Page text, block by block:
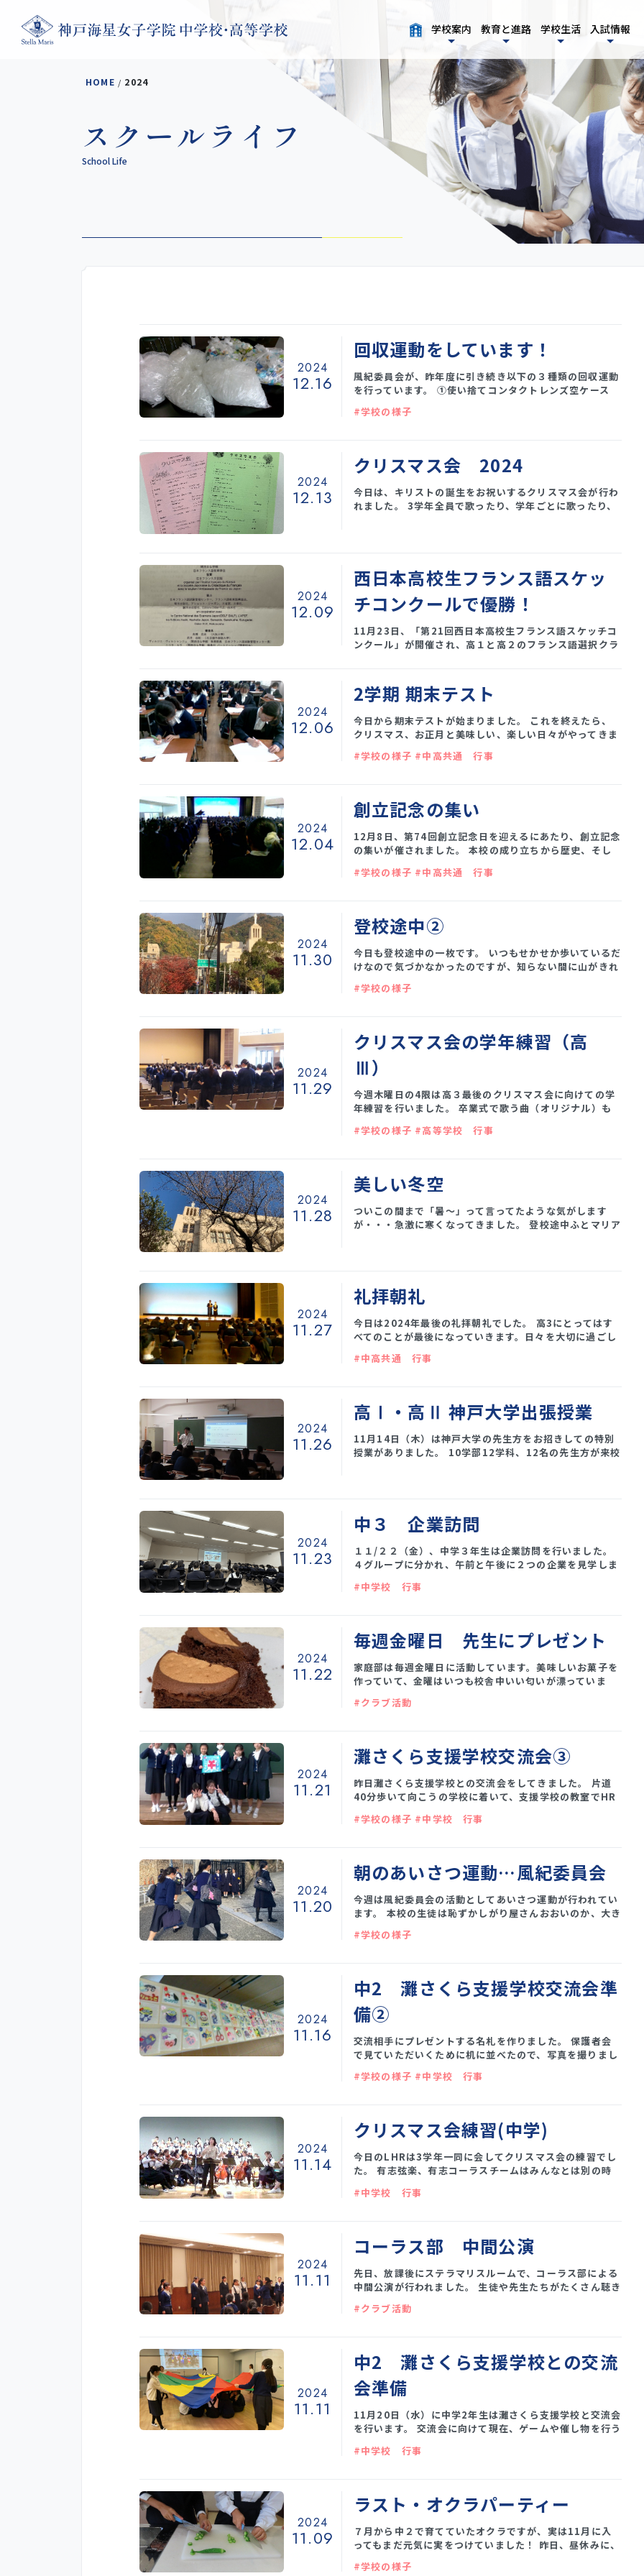
学校案内 教育と進路 学校生活 入試情報
HOME / 2024
スクールライフ
School Life
2024
12.16
回収運動をしています！
風紀委員会が、昨年度に引き続き以下の３種類の回収運動
を行っています。 ①使い捨てコンタクトレンズ空ケース
す。） ②ペットボトルキャップ （プラスチックパレッ
ります。） ③インクカートリッジ （リユース製品に生
まれ変わります。） 風紀委員のメンバーが全校生徒に
呼びかけ、①と②は半年
#学校の様子
2024
12.13
クリスマス会 2024
今日は、キリストの誕生をお祝いするクリスマス会が行わ
れました。 3学年全員で歌ったり、学年ごとに歌ったり、
分には何ができるでしょうか・・・考えてみるきっかけに
なるといいなと思います。 クリスマス
2024
12.09
西日本高校生フランス語スケッ
チコンクールで優勝！
11月23日、「第21回西日本高校生フランス語スケッチコ
ンクール」が開催され、高１と高２のフランス語選択クラ
しい建物です。 スケッチはフランス語で「寸劇」という意
味で、2人で課題のフランス語劇を演じ、フランス語の発
習は難しくてなかなか思うように進みませんでしたが、本
番では元気いっぱい、美し
2024
12.06
2学期 期末テスト
今日から期末テストが始まりました。 これを終えたら、
クリスマス、お正月と美味しい、楽しい日々がやってきま
す。 5日間全力を出し切ってください。
#学校の様子 #中高共通 行事
2024
12.04
創立記念の集い
12月8日、第74回創立記念日を迎えるにあたり、創立記念
の集いが催されました。 本校の成り立ちから歴史、そし
続いていきますように。 みんなの母校がずっとこここに
#学校の様子 #中高共通 行事
2024
11.30
登校途中②
今日も登校途中の一枚です。 いつもせかせか歩いているだ
けなので気づかなかったのですが、知らない間に山がきれ
なものもたくさん入ってしまっていますが、真っ赤に色づ
#学校の様子
2024
11.29
クリスマス会の学年練習（高
Ⅲ）
今週木曜日の4限は高３最後のクリスマス会に向けての学
年練習を行いました。 卒業式で歌う曲（オリジナル）も
わせました。 きれいなハーモニーを響かせています！
#学校の様子 #高等学校 行事
2024
11.28
美しい冬空
ついこの間まで「暑〜」って言ってたような気がします
が・・・急激に寒くなってきました。 登校途中ふとマリア
しみじみしている間もなくもうすぐ期末テストです。 フル
スロットルで猛勉強してくださいよ！！
2024
11.27
礼拝朝礼
今日は2024年最後の礼拝朝礼でした。 高3にとってはす
べてのことが最後になっていきます。日々を大切に過ごし
てくださいね。
#中高共通 行事
2024
11.26
高Ⅰ・高Ⅱ 神戸大学出張授業
11月14日（木）は神戸大学の先生方をお招きしての特別
授業がありました。 10学部12学科、12名の先生方が来校
ょうか。ご協力いただいた先生方、ありがとうございまし
た！
2024
11.23
中３ 企業訪問
１１/２２（金）、中学３年生は企業訪問を行いました。
４グループに分かれ、午前と午後に２つの企業を見学しま
本銀行様にご協力いただき、お仕事内容を紹介してもらっ
活動内容紹介を聞く生徒たち 最新技術を用いた機械を触
らせてもらったり、卒業生や若手社員との対談があった
り……学校ではできない貴重な体験をすることが
#中学校 行事
2024
11.22
毎週金曜日 先生にプレゼント
家庭部は毎週金曜日に活動しています。美味しいお菓子を
作っていて、金曜はいつも校舎中いい匂いが漂っていま
ん)をいつも、職員室に提供してくれます。 先生たちをの
す。拍手で迎えられることも・・・ いつもありがとうござ
います。美味しくいただいておりますよ〜♫
#クラブ活動
2024
11.21
灘さくら支援学校交流会③
昨日灘さくら支援学校との交流会をしてきました。 片道
40分歩いて向こうの学校に着いて、支援学校の教室でHR
楽しい時間を過ごすことができました。 帰りはまた40分
お届けできませんが、グリーティングカードが素晴らしか
ったのでそちらをお届けします。 拡大バージョン メッセ
ージ内蔵されています。
#学校の様子 #中学校 行事
2024
11.20
朝のあいさつ運動…風紀委員会
今週は風紀委員会の活動としてあいさつ運動が行われてい
ます。 本校の生徒は恥ずかしがり屋さんおおいのか、大き
な声であいさつできるようになりましょう！！ 正門の様
#学校の様子
2024
11.16
中2 灘さくら支援学校交流会準
備②
交流相手にプレゼントする名札を作りました。 保護者会
で見ていただいくために机に並べたので、写真を撮りまし
た。 普段の様子からは想像できない上手さで、生徒たちの
様子を知る、他学年の先生が見て感動の涙を流されていま
#学校の様子 #中学校 行事
2024
11.14
クリスマス会練習(中学)
今日のLHRは3学年一同に会してクリスマス会の練習でし
た。 有志弦楽、有志コーラスチームはみんなとは別の時
ム 有志チームに続いて、みんなでハレルヤ・コーラスを合
#中学校 行事
2024
11.11
コーラス部 中間公演
先日、放課後にステラマリスルームで、コーラス部による
中間公演が行われました。 生徒や先生たちがたくさん聴き
ました。 20分ほどのコンサートで、４曲の歌を披露して
かせてもらえるのか、楽しみですね！
#クラブ活動
2024
11.11
中2 灘さくら支援学校との交流
会準備
11月20日（水）に中学2年生は灘さくら支援学校と交流会
を行います。 交流会に向けて現在、ゲームや催し物を行う
介します。 生徒たちは小学部と中学部に分かれて交流しま
ます。カラフルなパラバルーンが波打ったり回転するので
下から見るととてもきれいです。実際にパラバルーンの中
に入り体験を全員しま
#中学校 行事
2024
11.09
ラスト・オクラパーティー
７月から中２で育てていたオクラですが、実は11月に入
ってもまだ元気に実をつけていました！ 昨日、昼休みに、
グにのせるから」と伝え、生徒たち自身で写真を撮っても
#学校の様子